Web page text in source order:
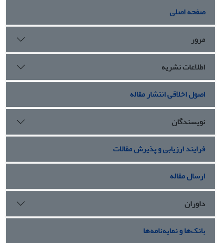
صفحه اصلی
مرور
اطلاعات نشریه
اصول اخلاقی انتشار مقاله
نویسندگان
فرایند ارزیابی و پذیرش مقالات
ارسال مقاله
داوران
بانک‌ها و نمایه‌نامه‌ها